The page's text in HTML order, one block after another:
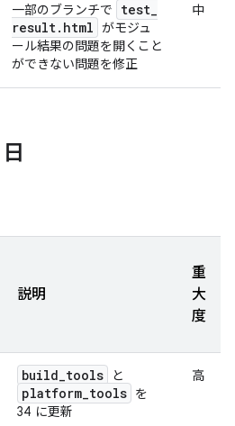
一部のブランチで test_
result. html がモジュ
ール結果の問題を開くこと
ができない問題を修正
中
説明
重
大
度
build_tools と
platform_tools を
34 に更新
高